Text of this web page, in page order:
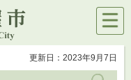
メニ
ュー
更新日：2023年9月7日